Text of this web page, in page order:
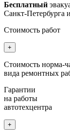
Бесплатный
Санкт-Петербурга
Стоимость работ
+
Стоимость норма-
вида ремонтных
Гарантии
на работы
автотехцентра
+